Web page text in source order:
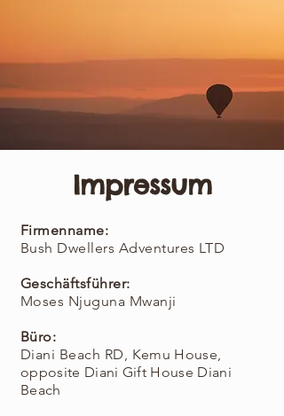
Impressum
Firmenname:
Bush Dwellers Adventures LTD
Geschäftsführer:
Moses Njuguna Mwanji
Büro:
Diani Beach RD, Kemu House,
opposite Diani Gift House Diani
Beach